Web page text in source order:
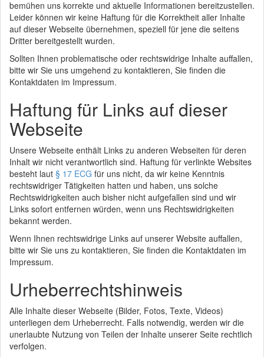
bemühen uns korrekte und aktuelle Informationen bereitzustellen.
Leider können wir keine Haftung für die Korrektheit aller Inhalte
auf dieser Webseite übernehmen, speziell für jene die seitens
Dritter bereitgestellt wurden.
Sollten Ihnen problematische oder rechtswidrige Inhalte auffallen,
bitte wir Sie uns umgehend zu kontaktieren, Sie finden die
Kontaktdaten im Impressum.
Haftung für Links auf dieser
Webseite
Unsere Webseite enthält Links zu anderen Webseiten für deren
Inhalt wir nicht verantwortlich sind. Haftung für verlinkte Websites
besteht laut § 17 ECG für uns nicht, da wir keine Kenntnis
rechtswidriger Tätigkeiten hatten und haben, uns solche
Rechtswidrigkeiten auch bisher nicht aufgefallen sind und wir
Links sofort entfernen würden, wenn uns Rechtswidrigkeiten
bekannt werden.
Wenn Ihnen rechtswidrige Links auf unserer Website auffallen,
bitte wir Sie uns zu kontaktieren, Sie finden die Kontaktdaten im
Impressum.
Urheberrechtshinweis
Alle Inhalte dieser Webseite (Bilder, Fotos, Texte, Videos)
unterliegen dem Urheberrecht. Falls notwendig, werden wir die
unerlaubte Nutzung von Teilen der Inhalte unserer Seite rechtlich
verfolgen.